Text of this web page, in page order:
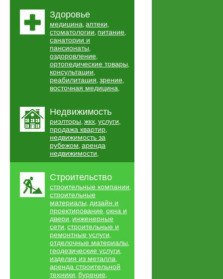
Здоровье
медицина, аптеки,
стоматологии, питание,
санатории и
пансионаты,
оздоровление,
ортопедические товары,
консультации,
реабилитация, зрение,
восточная медицина,
Недвижимость
риэлторы, жкх, услуги,
продажа квартир,
недвижимость за
рубежом, аренда
недвижимости,
Строительство
строительные компании,
строительные
материалы, дизайн и
проектирование, окна и
двери, инженерные
сети, строительные и
ремонтные услуги,
отделочные материалы,
геодезические услуги,
изделия из металла,
аренда строительной
техники, бурение,